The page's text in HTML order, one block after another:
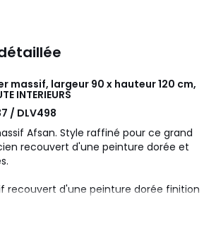
massif, largeur 90 x hauteur 120 cm,
INTERIEURS
/ DLV498
Afsan. Style raffiné pour ce grand
recouvert d'une peinture dorée et
recouvert d'une peinture dorée finition